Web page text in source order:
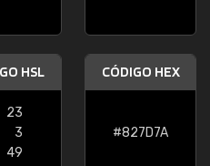
HSL
23
3
49
CÓDIGO HEX
#827D7A